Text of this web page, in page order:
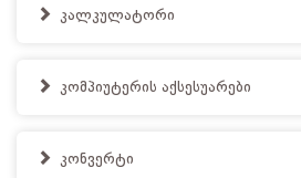
კალკულატორი
კომპიუტერის აქსესუარები
კონვერტი